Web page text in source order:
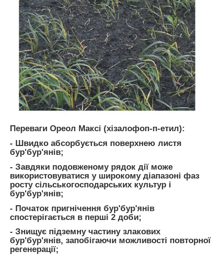
Переваги Ореол Максі (хізалофоп-п-етил):
- Швидко абсорбується поверхнею листя
бур'бур'янів;
- Завдяки подовженому рядок дії може
використовуватися у широкому діапазоні фаз
росту сільськогосподарських культур і
бур'бур'янів;
- Початок пригнічення бур'бур'янів
спостерігається в перші 2 доби;
- Знищує підземну частину злакових
бур'бур'янів, запобігаючи можливості повторної
регенерації;